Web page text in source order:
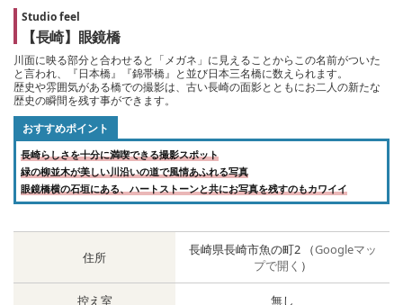
Studio feel
【長崎】眼鏡橋
川面に映る部分と合わせると「メガネ」に見えることからこの名前がついた
と言われ、『日本橋』『錦帯橋』と並び日本三名橋に数えられます。
歴史や雰囲気がある橋での撮影は、古い長崎の面影とともにお二人の新たな
歴史の瞬間を残す事ができます。
おすすめポイント
長崎らしさを十分に満喫できる撮影スポット
緑の柳並木が美しい川沿いの道で風情あふれる写真
眼鏡橋横の石垣にある、ハートストーンと共にお写真を残すのもカワイイ
住所 長崎県長崎市魚の町2 （Googleマッ
プで開く ）
控え室 無し